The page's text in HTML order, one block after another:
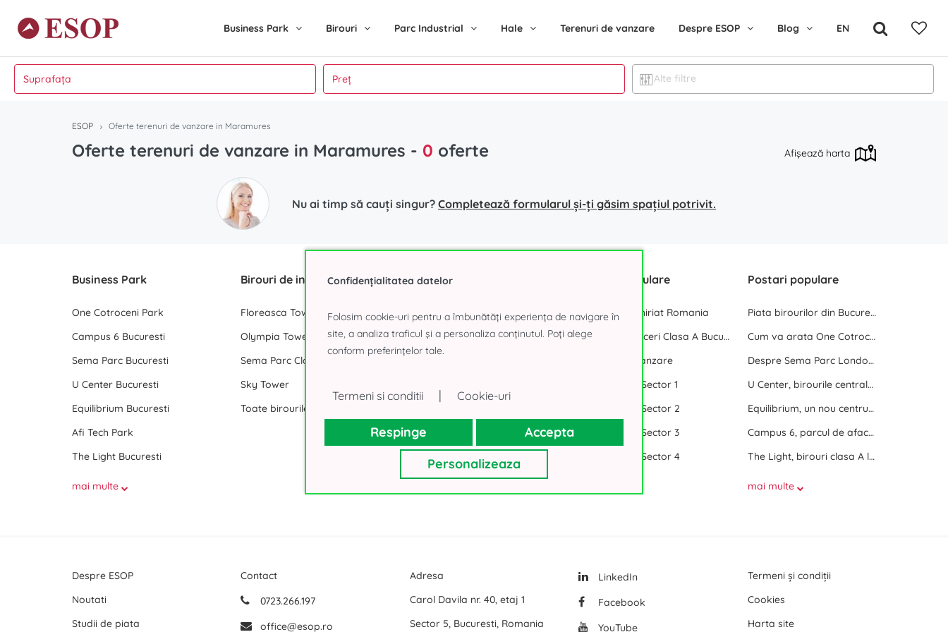
Business Park Birouri Parc Industrial Hale Terenuri de vanzare Despre ESOP Blog EN
Alte filtre
ESOP Oferte terenuri de vanzare in Maramures
Oferte terenuri de vanzare in Maramures - 0 oferte Afișează harta
Nu ai timp să cauți singur? Completează formularul și-ți găsim spațiul potrivit.
Business Park
One Cotroceni Park
Campus 6 Bucuresti
Sema Parc Bucuresti
U Center Bucuresti
Equilibrium Bucuresti
Afi Tech Park
The Light Bucuresti
mai multe
Birouri de inchiriat Bucuresti
Floreasca Tower
Olympia Tower
Sema Parc Cladirea Paris
Sky Tower
Parc Industrial
Eli Park Chitila
Logicor Mogosoaia
VGP Park Bucharest
CTPark Bucharest
Cautari populare
Birouri de inchiriat Romania
Centre de afaceri Clasa A Bucuresti
Terenuri de vanzare
Spatii birouri Sector 1
Spatii birouri Sector 2
Spatii birouri Sector 3
Spatii birouri Sector 4
Postari populare
Piata birourilor din Bucuresti la inceput de 2025
Cum va arata One Cotroceni Park
Despre Sema Parc London si Sema Parc Oslo
U Center, birourile centrale dintre doua parcuri
Equilibrium, un nou centru de birouri langa Promenada Mall
Campus 6, parcul de afaceri de langa Politehnica Bucuresti
The Light, birouri clasa A langa Politehnica Bucuresti
mai multe
Despre ESOP
Noutati
Studii de piata
Contact
0723.266.197
office@esop.ro
Adresa
Carol Davila nr. 40, etaj 1
Sector 5, Bucuresti, Romania
LinkedIn
Facebook
YouTube
Termeni și condiții
Cookies
Harta site
Confidențialitatea datelor
Folosim cookie-uri pentru a îmbunătăți experiența de navigare în
site, a analiza traficul și a personaliza conținutul. Poți alege
conform preferințelor tale.
Termeni si conditii | Cookie-uri
Respinge
Accepta
Personalizeaza